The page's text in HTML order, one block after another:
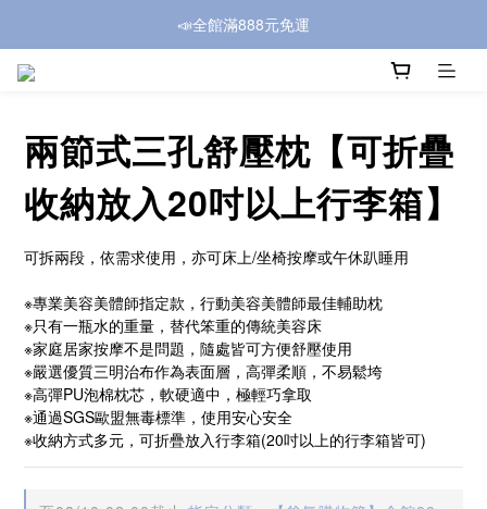
📣全館滿888元免運
兩節式三孔舒壓枕【可折疊
收納放入20吋以上行李箱】
可拆兩段，依需求使用，亦可床上/坐椅按摩或午休趴睡用
※專業美容美體師指定款，行動美容美體師最佳輔助枕
※只有一瓶水的重量，替代笨重的傳統美容床
※家庭居家按摩不是問題，隨處皆可方便舒壓使用
※嚴選優質三明治布作為表面層，高彈柔順，不易鬆垮
※高彈PU泡棉枕芯，軟硬適中，極輕巧拿取
※通過SGS歐盟無毒標準，使用安心安全
※收納方式多元，可折疊放入行李箱(20吋以上的行李箱皆可)